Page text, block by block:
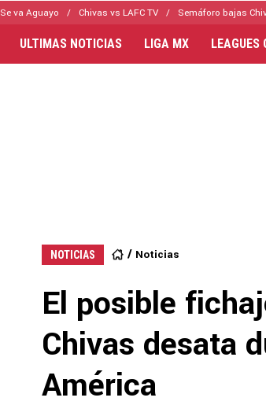
Se va Aguayo Chivas vs LAFC TV Semáforo bajas
ULTIMAS NOTICIAS LIGA MX LEAGUES
NOTICIAS Noticias
El posible
Chivas desata
América